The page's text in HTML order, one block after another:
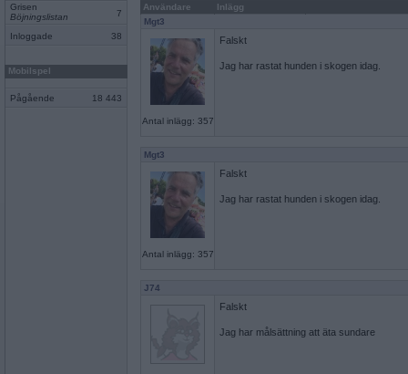
Grisen
Böjningslistan
7
Inloggade 38
Mobilspel
Pågående 18 443
Användare
Inlägg
Mgt3
Antal inlägg: 357
Falskt
Jag har rastat hunden i skogen idag.
Mgt3
Antal inlägg: 357
Falskt
Jag har rastat hunden i skogen idag.
J74
Falskt
Jag har målsättning att äta sundare